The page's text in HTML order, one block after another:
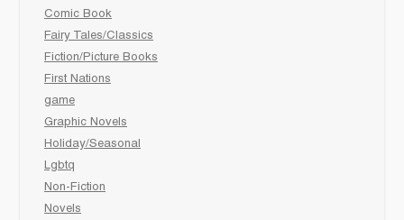
Comic Book
Fairy Tales/Classics
Fiction/Picture Books
First Nations
game
Graphic Novels
Holiday/Seasonal
Lgbtq
Non-Fiction
Novels